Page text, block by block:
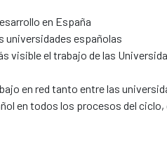
en España
universidades españolas
visible el trabajo de las
en red tanto entre las
en todos los procesos del